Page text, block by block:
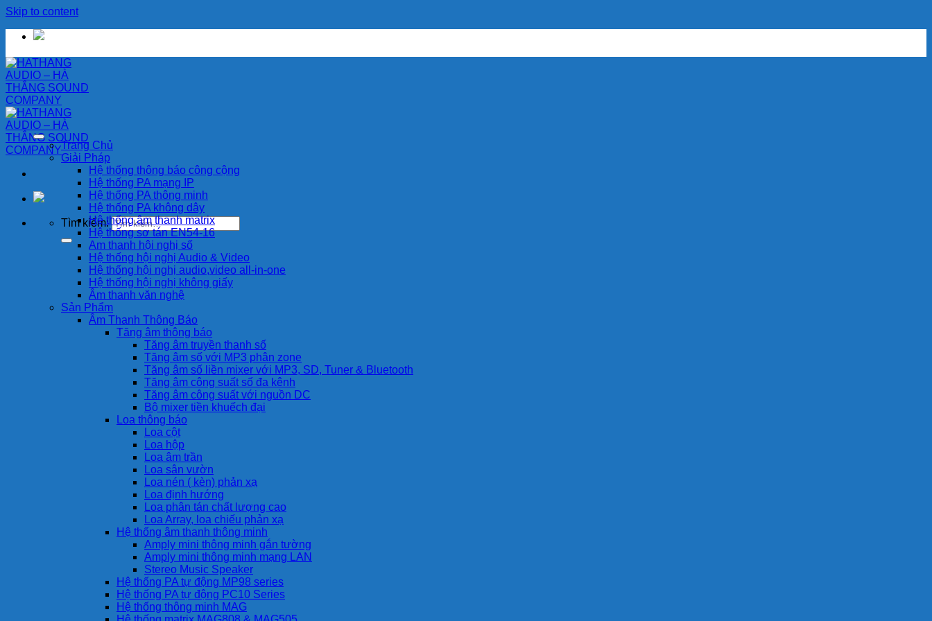
Skip to content
Tìm kiếm:
Trang Chủ
Giải Pháp
Hệ thống thông báo công cộng
Hệ thống PA mạng IP
Hệ thống PA thông minh
Hệ thống PA không dây
Hệ thống âm thanh matrix
Hệ thống sơ tán EN54-16
Am thanh hội nghị số
Hệ thống hội nghị Audio & Video
Hệ thống hội nghị audio,video all-in-one
Hệ thống hội nghị không giấy
Âm thanh văn nghệ
Sản Phẩm
Âm Thanh Thông Báo
Tăng âm thông báo
Tăng âm truyền thanh số
Tăng âm số với MP3 phân zone
Tăng âm số liền mixer với MP3, SD, Tuner & Bluetooth
Tăng âm công suất số đa kênh
Tăng âm công suất với nguồn DC
Bộ mixer tiền khuếch đại
Loa thông báo
Loa cột
Loa hộp
Loa âm trần
Loa sân vườn
Loa nén ( kèn) phản xạ
Loa định hướng
Loa phân tán chất lượng cao
Loa Array, loa chiếu phản xạ
Hệ thống âm thanh thông minh
Amply mini thông minh gắn tường
Amply mini thông minh mạng LAN
Stereo Music Speaker
Hệ thống PA tự động MP98 series
Hệ thống PA tự động PC10 Series
Hệ thống thông minh MAG